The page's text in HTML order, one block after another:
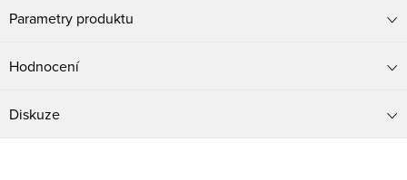
Parametry produktu
Hodnocení
Diskuze